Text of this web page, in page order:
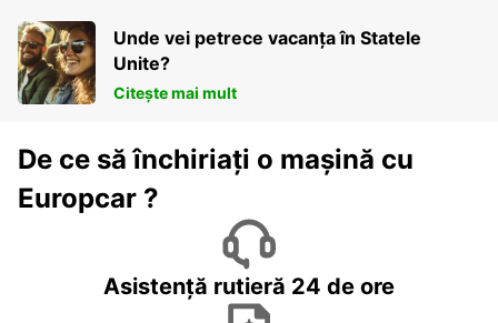
Unde vei petrece vacanța în Statele
Unite?
Citește mai mult
De ce să închiriați o mașină cu
Europcar ?
Asistență rutieră 24 de ore